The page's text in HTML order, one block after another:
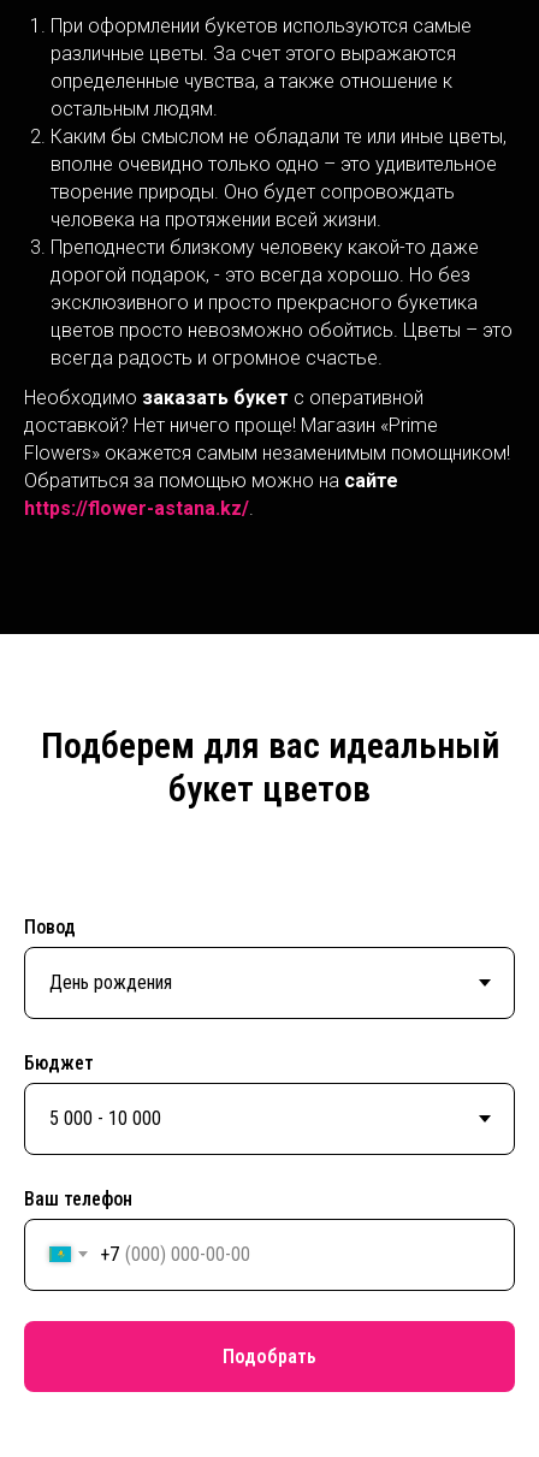
При оформлении букетов используются самые
различные цветы. За счет этого выражаются
определенные чувства, а также отношение к
остальным людям.
Каким бы смыслом не обладали те или иные цветы,
вполне очевидно только одно – это удивительное
творение природы. Оно будет сопровождать
человека на протяжении всей жизни.
Преподнести близкому человеку какой-то даже
дорогой подарок, - это всегда хорошо. Но без
эксклюзивного и просто прекрасного букетика
цветов просто невозможно обойтись. Цветы – это
всегда радость и огромное счастье.
Необходимо заказать букет с оперативной
доставкой? Нет ничего проще! Магазин «Prime
Flowers» окажется самым незаменимым помощником!
Обратиться за помощью можно на сайте
https://flower-astana.kz/.
Подберем для вас идеальный
букет цветов
Повод
Бюджет
Ваш телефон
+7
Подобрать